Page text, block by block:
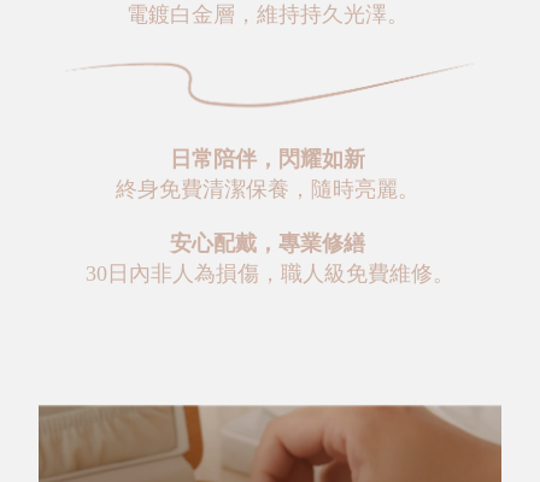
電鍍白金層，維持持久光澤。
日常陪伴，閃耀如新
終身免費清潔保養，隨時亮麗。
安心配戴，專業修繕
30日內非人為損傷，職人級免費維修。